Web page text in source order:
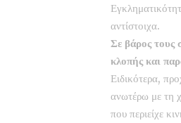
αντίστοιχα.
Σε βάρος τους
κλοπής και
Ειδικότερα,
ανωτέρω με τη
που περιείχε